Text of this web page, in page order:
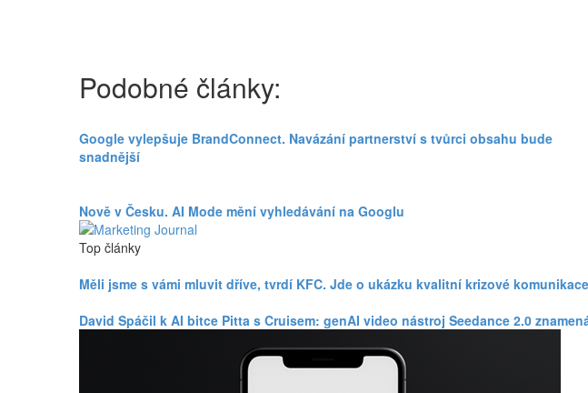
Podobné články:
Google vylepšuje BrandConnect. Navázání partnerství s tvůrci obsahu bude
snadnější
Nově v Česku. AI Mode mění vyhledávání na Googlu
Top články
Měli jsme s vámi mluvit dříve, tvrdí KFC. Jde o ukázku kvalitní krizové
David Spáčil k AI bitce Pitta s Cruisem: genAI video nástroj Seedance 2.0